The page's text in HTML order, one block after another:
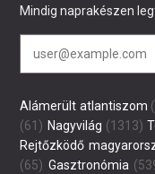
Mindig naprakészen
Alámerült atlantiszom
(61) Nagyvilág (1313)
Rejtőzködő
(65) Gasztronómia